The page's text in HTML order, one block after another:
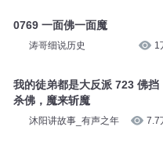
0769 一面佛一面魔
涛哥细说历史 1
我的徒弟都是大反派 723 佛挡
杀佛，魔来斩魔
沐阳讲故事_有声之年 7.7